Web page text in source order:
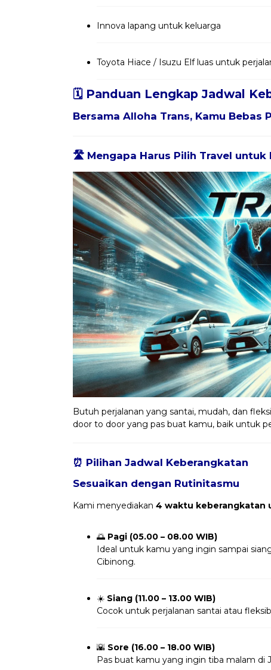
Innova lapang untuk keluarga
Toyota Hiace / Isuzu Elf luas untuk
🗓️ Panduan Lengkap Jadwal
Bersama Alloha Trans, Kamu Bebas
🛣️ Mengapa Harus Pilih Travel untuk
Butuh perjalanan yang santai, mudah, dan
door to door yang pas buat kamu, baik untuk
⏰ Pilihan Jadwal Keberangkatan
Sesuaikan dengan Rutinitasmu
Kami menyediakan 4 waktu keberangkatan
🌅 Pagi (05.00 – 08.00 WIB)
Ideal untuk kamu yang ingin sampai
Cibinong.
☀️ Siang (11.00 – 13.00 WIB)
Cocok untuk perjalanan santai atau
🌇 Sore (16.00 – 18.00 WIB)
Pas buat kamu yang ingin tiba malam di